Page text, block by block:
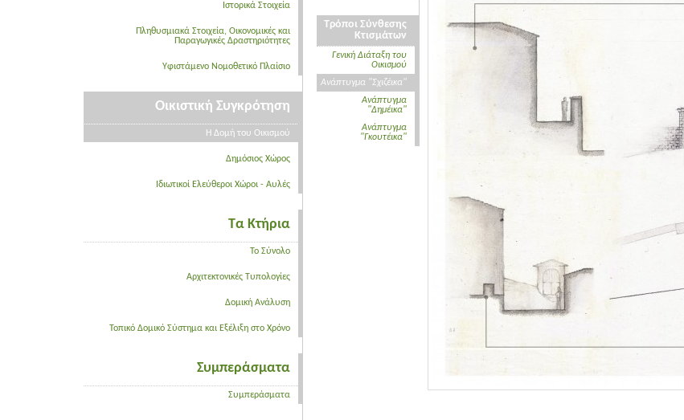
Ιστορικά Στοιχεία
Πληθυσμιακά Στοιχεία, Οικονομικές και
Παραγωγικές Δραστηριότητες
Υφιστάμενο Νομοθετικό Πλαίσιο
Οικιστική Συγκρότηση
Η Δομή του Οικισμού
Δημόσιος Χώρος
Ιδιωτικοί Ελεύθεροι Χώροι - Αυλές
Τα Κτήρια
Το Σύνολο
Αρχιτεκτονικές Τυπολογίες
Δομική Ανάλυση
Τοπικό Δομικό Σύστημα και Εξέλιξη στο Χρόνο
Συμπεράσματα
Συμπεράσματα
Τρόποι Σύνθεσης
Κτισμάτων
Γενική Διάταξη του
Οικισμού
Ανάπτυγμα "Σχιζέικα"
Ανάπτυγμα
"Δημέικα"
Ανάπτυγμα
"Γκουτέικα"